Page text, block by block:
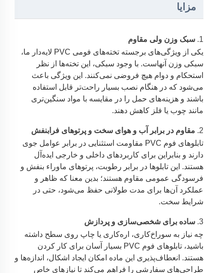
مزایا
1. سبک وزن ولی مقاوم
یکی از ویژگی‌های برجسته تخته‌های فومی PVC لایه‌دار ما،
سبکی وزن آنهاست. با وجود سبکی، این تخته‌ها از نظر
استحکام و دوام هیچ فروضی نمی‌کنند. این ویژگی باعث
می‌شود که در هنگام نصب بسیار راحت‌تر قابل استفاده
باشند و هزینه‌های حمل را در مقایسه با مواد سنگین‌تری
مانند چوب یا فلز کاهش دهند.
2. مقاوم در برابر آب و هوای سخت و پرتوهای فرابنفش
تابلوهای فوم PVC مقاومت استثنایی در برابر عوامل جوی
دارند و بنابراین برای کاربردهای داخلی و خارجی ایده‌آل
هستند. این تابلوها در برابر رطوبت، پرتوهای ماوراء بنفش و
فرسودگی عمومی مقاوم هستند؛ بدین معنا که ظاهر و
عملکرد آن‌ها برای مدت طولانی حفظ می‌شود، حتی در
شرایط سخت.
3. ساده برای شخصی‌سازی و پردازش
چه نیاز به سوراخ‌کاری، اره‌کاری یا چاپ روی سطح داشته
باشید، تابلوهای فوم PVC بسیار آسان برای کار کردن
هستند. انعطاف‌پذیری این ماده امکان ایجاد اشکال، اندازه‌ها و
طراحی‌های سفارشی را فراهم می‌کند تا نیازهای خاص